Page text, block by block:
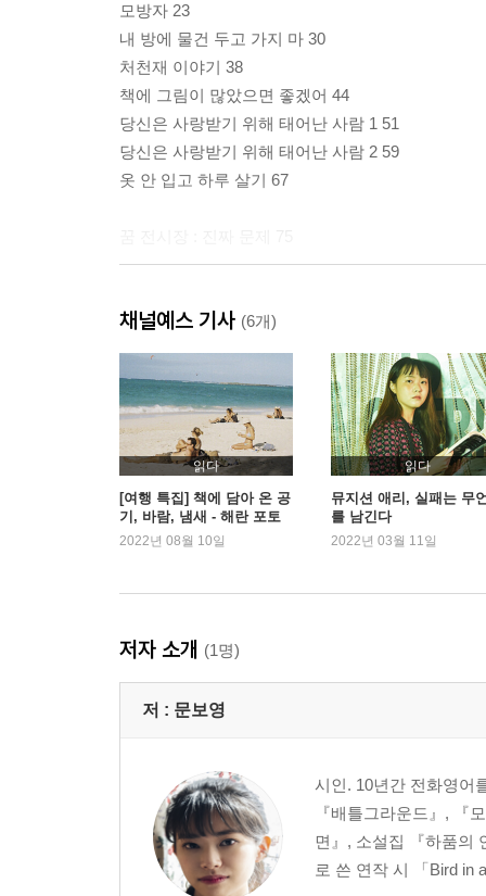
모방자 23
내 방에 물건 두고 가지 마 30
처천재 이야기 38
책에 그림이 많았으면 좋겠어 44
당신은 사랑받기 위해 태어난 사람 1 51
당신은 사랑받기 위해 태어난 사람 2 59
옷 안 입고 하루 살기 67
시인기期 1 - 낙엽 인간과의 만남 79
시인기期 2 - 三 代의 시 수업 85
시인기期 3 - 동아리를 사랑해 93
좋은 시가 뭔데요? 98
나의 거짓말 102
줄거리 작가 109
조금씩 이사 가기 114
문보영 자기소개서 120
도서관 가는 두 가지 길 133
도서관은 이렇게 생겼다 1 138
도서관은 이렇게 생겼다 2 146
운전 중이므로 나중에 연락드리겠습니다 158
예술가의 똥 167
짧은 시 쓰기 177
큰 공책에 큰 시 쓰기 184
미래에 불태워 버릴 어떤 작품에 관하여 192
채널예스 기사 (6개)
읽다
[여행 특집] 책에 담아 온 공
기, 바람, 냄새 - 해란 포토
그래퍼
2022년 08월 10일
읽다
뮤지션 애리, 실패는 무
를 남긴다
2022년 03월 11일
저자 소개 (1명)
저 : 문보영
시인. 10년간 전화영어
『배틀그라운드』, 『
면』, 소설집 『하품의
로 쓴 연작 시 「Bird in